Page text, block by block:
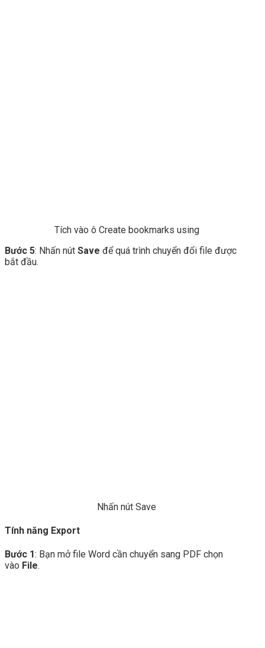
Tích vào ô Create bookmarks using
Bước 5: Nhấn nút Save để quá trình chuyển đổi file được
bắt đầu.
Nhấn nút Save
Tính năng Export
Bước 1: Bạn mở file Word cần chuyển sang PDF chọn
vào File.